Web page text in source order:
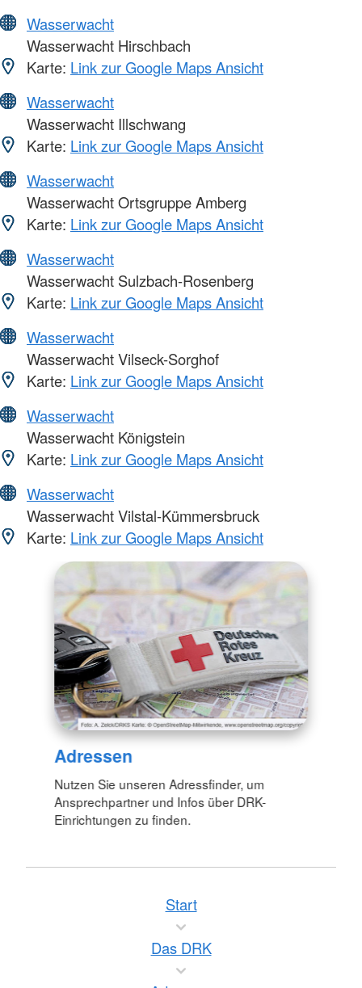
Wasserwacht
Wasserwacht Hirschbach
Karte: Link zur Google Maps Ansicht
Wasserwacht
Wasserwacht Illschwang
Karte: Link zur Google Maps Ansicht
Wasserwacht
Wasserwacht Ortsgruppe Amberg
Karte: Link zur Google Maps Ansicht
Wasserwacht
Wasserwacht Sulzbach-Rosenberg
Karte: Link zur Google Maps Ansicht
Wasserwacht
Wasserwacht Vilseck-Sorghof
Karte: Link zur Google Maps Ansicht
Wasserwacht
Wasserwacht Königstein
Karte: Link zur Google Maps Ansicht
Wasserwacht
Wasserwacht Vilstal-Kümmersbruck
Karte: Link zur Google Maps Ansicht
Adressen
Nutzen Sie unseren Adressfinder, um
Ansprechpartner und Infos über DRK-
Einrichtungen zu finden.
Start
Das DRK